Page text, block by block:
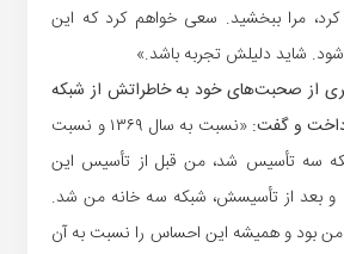
کرد، مرا ببخشید. سعی خواهم کرد که این
شود. شاید دلیلش تجربه باشد.»
از صحبت‌های خود به خاطراتش از شبکه
و گفت:
«نسبت به سال ۱۳۶۹ و نسبت
که شبکه سه تأسیس شد، من قبل از تأسیس این
و بعد از تأسیسش، شبکه سه خانه من شد.
بود و همیشه این احساس را نسبت به آن